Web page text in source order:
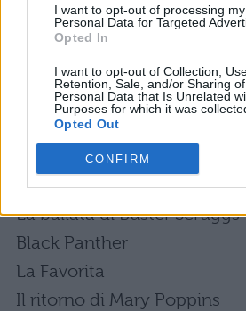
I want to opt-out of processing my
Personal Data for Targeted
Opted In
I want to opt-out of Collection,
Retention, Sale, and/or Sharing
Personal Data that Is Unrelated
Purposes for which it was
Opted Out
CONFIRM
Amy Adams, Vice
Emma Stone, La favorita
Regina King, Se la strada
Rachel Weisz, La favorita
Marina de Tavira, Roma
Migliori costumi
La ballata di Buster Scruggs
Black Panther
La Favorita
Il ritorno di Mary Poppins